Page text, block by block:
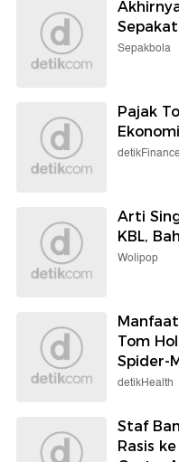
Sepakbola
Pajak
detikFinance
Arti
KBL,
Wolipop
Tom
Spider-
detikHealth
Staf
Rasis